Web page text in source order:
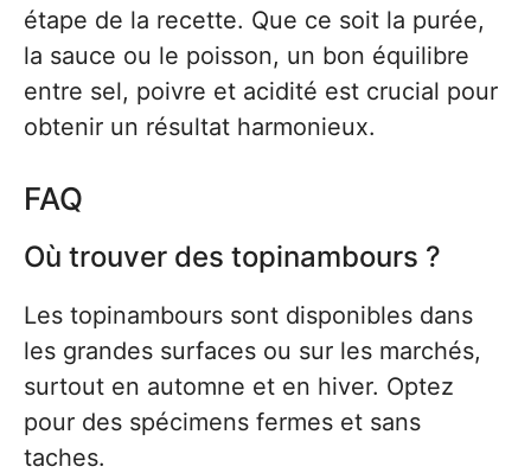
étape de la recette. Que ce soit la purée,
la sauce ou le poisson, un bon équilibre
entre sel, poivre et acidité est crucial pour
obtenir un résultat harmonieux.
FAQ
Où trouver des topinambours ?
Les topinambours sont disponibles dans
les grandes surfaces ou sur les marchés,
surtout en automne et en hiver. Optez
pour des spécimens fermes et sans
taches.